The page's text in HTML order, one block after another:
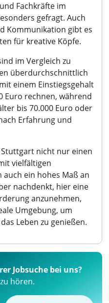
Fachkräfte im
gefragt. Auch
Kommunikation gibt es
für kreative Köpfe.
im Vergleich zu
überdurchschnittlich
einem Einstiegsgehalt
Euro rechnen, während
bis 70.000 Euro oder
Erfahrung und
nicht nur einen
vielfältigen
ein hohes Maß an
nachdenkt, hier eine
anzunehmen,
Umgebung, um
Leben zu genießen.
Jobsuche bei uns?
hören.